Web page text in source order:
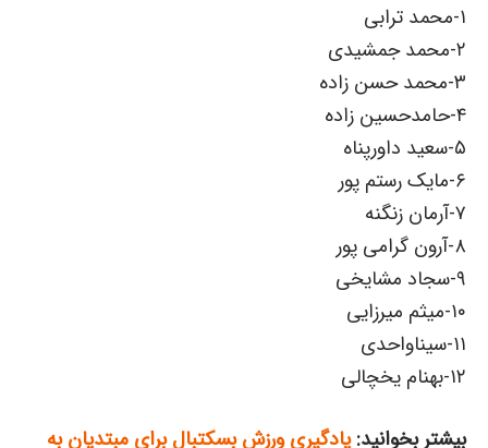
۱-محمد ترابی
۲-محمد جمشیدى
۳-محمد حسن زاده
۴-حامدحسین زاده
۵-سعید داورپناه
۶-مایک رستم پور
۷-آرمان زنگنه
۸-آرون گرامى پور
۹-سجاد مشایخى
۱۰-میثم میرزایى
۱۱-سیناواحدی
۱۲-بهنام یخچالی
بیشتر بخوانید:یادگیری ورزش بسکتبال برای مبتدیان به